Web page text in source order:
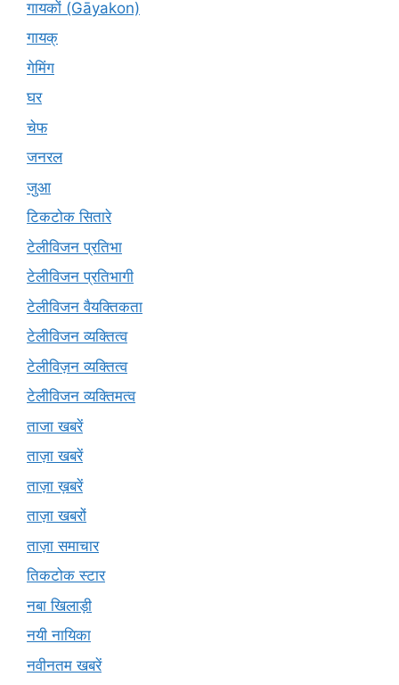
गायकों (Gāyakon)
गायक्
गेमिंग
घर
चेफ
जनरल
जुआ
टिकटोक सितारे
टेलीविजन प्रतिभा
टेलीविजन प्रतिभागी
टेलीविजन वैयक्तिकता
टेलीविजन व्यक्तित्व
टेलीविज़न व्यक्तित्व
टेलीविजन व्यक्तिमत्व
ताजा खबरें
ताज़ा खबरें
ताज़ा ख़बरें
ताज़ा खबरों
ताज़ा समाचार
तिकटोक स्टार
नबा खिलाड़ी
नयी नायिका
नवीनतम खबरें